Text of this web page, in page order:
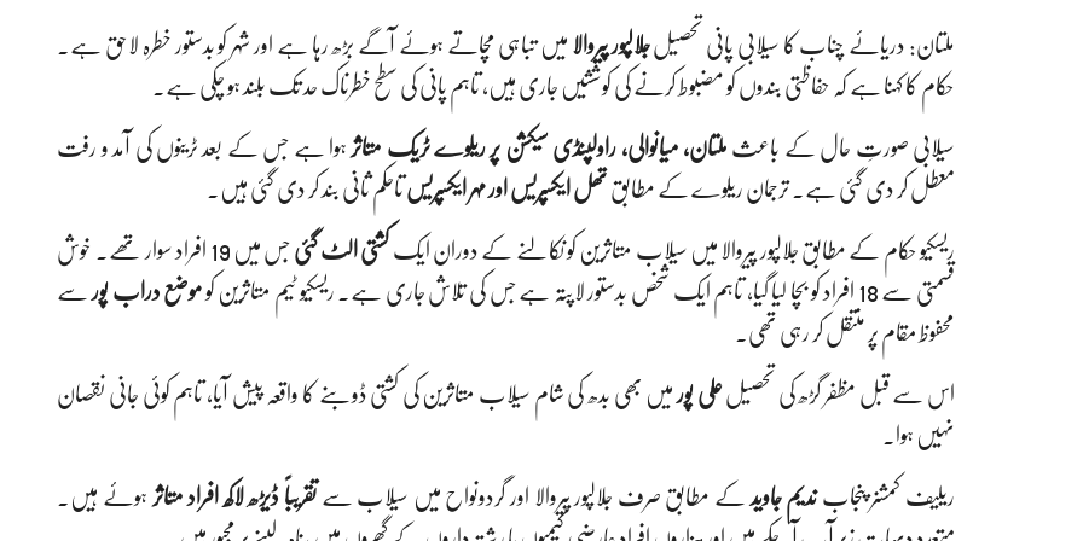
ملتان: دریائے چناب کا سیلابی پانی تحصیلجلالپور پیروالا میں تباہی مچاتے ہوئے آگے بڑھ رہا ہے اور شہر کو بدستور خطرہ لاحق ہے۔
حکام کا کہنا ہے کہ حفاظتی بندوں کو مضبوط کرنے کی کوششیں جاری ہیں، تاہم پانی کی سطح خطرناک حد تک بلند ہو چکی ہے۔
سیلابی صورتِ حال کے باعث ملتان، میانوالی، راولپنڈی سیکشن پر ریلوے ٹریک متاثر ہوا ہے جس کے بعد ٹرینوں کی آمد و رفت
معطل کر دی گئی ہے۔ ترجمان ریلوے کے مطابق تھل ایکسپریس اور مہر ایکسپریس تاحکم ثانی بند کر دی گئی ہیں۔
ریسکیو حکام کے مطابق جلالپور پیروالا میں سیلاب متاثرین کو نکالنے کے دوران ایک کشتی الٹ گئی
جس میں 19 افراد سوار تھے۔ خوش
قسمتی سے 18 افراد کو بچا لیا گیا، تاہم ایک شخص بدستور لاپتہ ہے جس کی تلاش جاری ہے۔ ریسکیو ٹیم متاثرین کو
موضع دراب پور
سے
محفوظ مقام پر منتقل کر رہی تھی۔
اس سے قبل مظفر گڑھ کی تحصیل علی پور میں بھی بدھ کی شام سیلاب متاثرین کی کشتی ڈوبنے کا واقعہ پیش آیا، تاہم کوئی جانی نقصان
نہیں ہوا۔
ریلیف کمشنر پنجابندیم جاوید کے مطابق صرف جلالپور پیروالا اور گردونواح میں سیلاب سے تقریباً ڈیڑھ لاکھ افراد متاثر ہوئے ہیں۔